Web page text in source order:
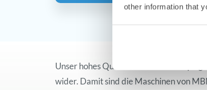
other information that
Unser hohes Qualitätsbewusstsein
wider. Damit sind die Maschinen von